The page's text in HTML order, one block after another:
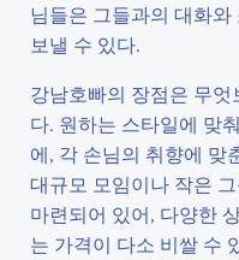
님들은 그들과의 대화
보낼 수 있다.
강남호빠의 장점은 무
다. 원하는 스타일에 맞
에, 각 손님의 취향에 맞
대규모 모임이나 작은
마련되어 있어, 다양한
는 가격이 다소 비쌀 수